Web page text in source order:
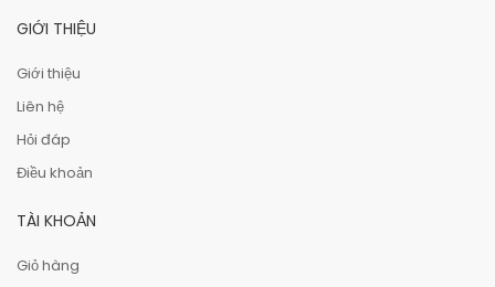
GIỚI THIỆU
Giới thiệu
Liên hệ
Hỏi đáp
Điều khoản
TÀI KHOẢN
Giỏ hàng